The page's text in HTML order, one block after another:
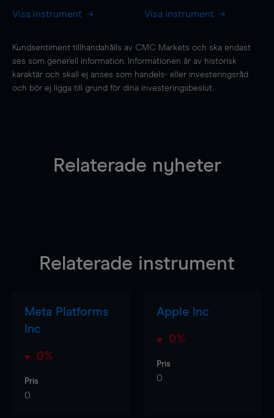
Visa instrument Visa instrument
Kundsentiment tillhandahålls av CMC Markets och ska endast
ses som generell information. Informationen är av historisk
karaktär och skall ej anses som handels- eller investeringsråd
och bör ej ligga till grund för dina investeringsbeslut.
Relaterade nyheter
Relaterade instrument
Meta Platforms
Inc
0%
Pris
0
Apple Inc
0%
Pris
0